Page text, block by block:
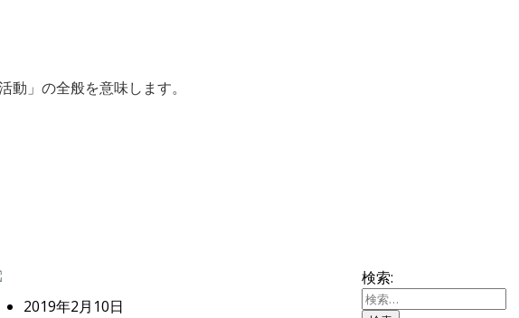
」の全般を意味します。
2019年2月10日
検索: